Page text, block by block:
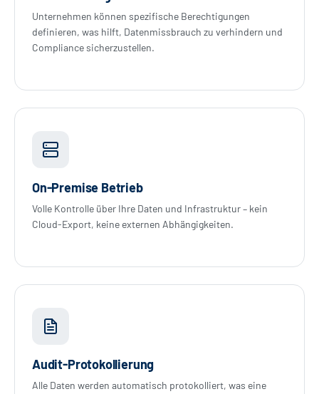
Unternehmen können spezifische Berechtigungen
definieren, was hilft, Datenmissbrauch zu verhindern und
Compliance sicherzustellen.
On-Premise Betrieb
Volle Kontrolle über Ihre Daten und Infrastruktur – kein
Cloud-Export, keine externen Abhängigkeiten.
Audit-Protokollierung
Alle Daten werden automatisch protokolliert, was eine